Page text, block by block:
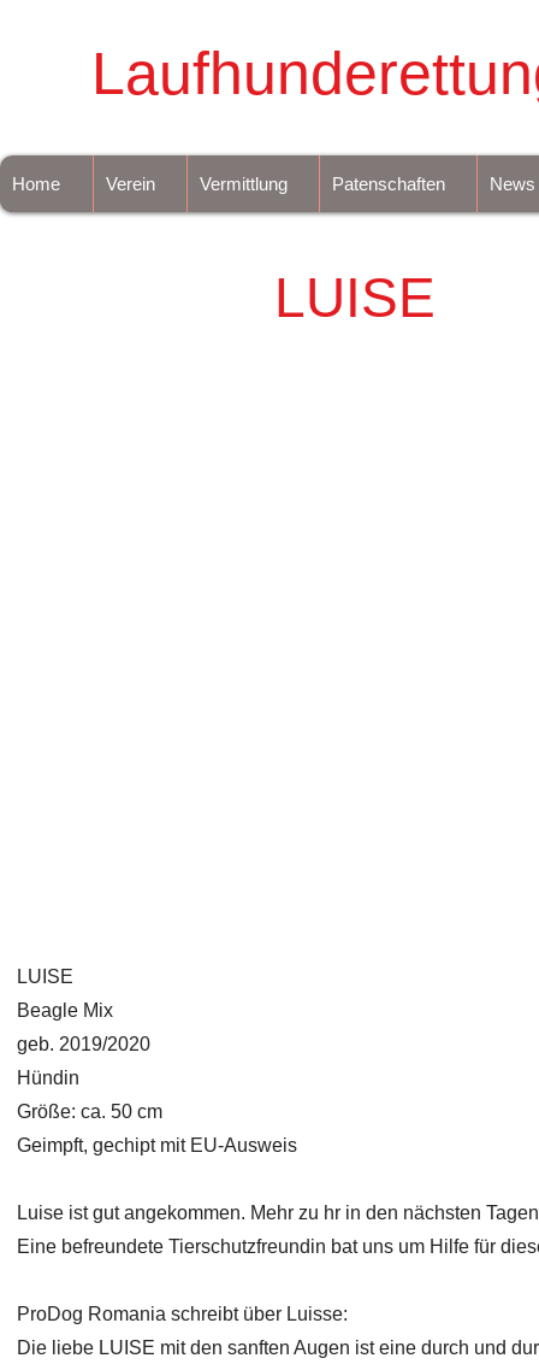
Home Verein Vermittlung Patenschaften News
LUISE
LUISE
Beagle Mix
geb. 2019/2020
Hündin
Größe: ca. 50 cm
Geimpft, gechipt mit EU-Ausweis
Luise ist gut angekommen. Mehr zu hr in den nächsten
Eine befreundete Tierschutzfreundin bat uns um Hilfe für
ProDog Romania schreibt über Luisse:
Die liebe LUISE mit den sanften Augen ist eine durch und